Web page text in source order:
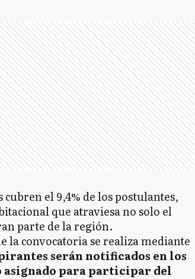
el 9,4% de los postulantes,
que atraviesa no solo el
parte de la región.
la convocatoria se realiza mediante
serán notificados en los
asignado para participar del